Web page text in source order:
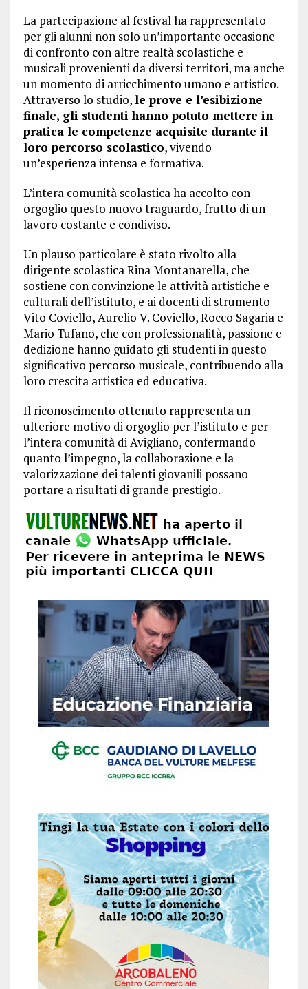
La partecipazione al festival ha rappresentato
per gli alunni non solo un’importante occasione
di confronto con altre realtà scolastiche e
musicali provenienti da diversi territori, ma anche
un momento di arricchimento umano e artistico.
Attraverso lo studio,le prove e l’esibizione
finale, gli studenti hanno potuto mettere in
pratica le competenze acquisite durante il
loro percorso scolastico, vivendo
un’esperienza intensa e formativa.
L’intera comunità scolastica ha accolto con
orgoglio questo nuovo traguardo, frutto di un
lavoro costante e condiviso.
Un plauso particolare è stato rivolto alla
dirigente scolasticaRina Montanarella, che
sostiene con convinzione le attività artistiche e
culturali dell’istituto, e ai docenti di strumento
Vito Coviello, Aurelio V. Coviello, Rocco Sagaria e
Mario Tufano, che con professionalità, passione e
dedizione hanno guidato gli studenti in questo
significativo percorso musicale, contribuendo alla
loro crescita artistica ed educativa.
Il riconoscimento ottenuto rappresenta un
ulteriore motivo di orgoglio per l’istituto e per
l’intera comunità di Avigliano, confermando
quanto l’impegno, la collaborazione e la
valorizzazione dei talenti giovanili possano
portare a risultati di grande prestigio.